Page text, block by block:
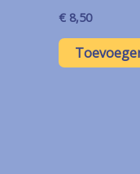
€ 8,50